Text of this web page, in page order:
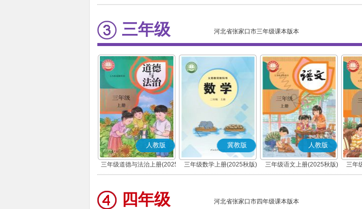
秋版)(部编版)
(部编版)
三年级 河北省张家口市三年级课本版本
人教版
三年级道德与法治上册(2025
秋版)(部编版)
冀教版
三年级数学上册(2025秋版)
人教版
三年级语文上册(2025秋版)
(部编版)
三年
四年级 河北省张家口市四年级课本版本